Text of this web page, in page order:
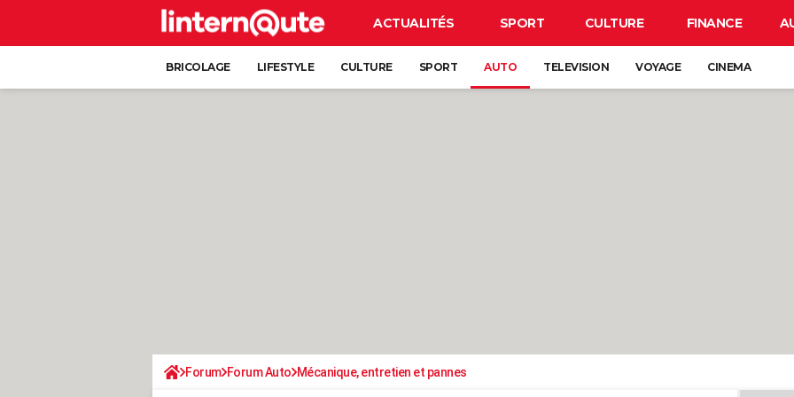
ACTUALITÉS SPORT CULTURE FINANCE
BRICOLAGE LIFESTYLE CULTURE SPORT AUTO TELEVISION VOYAGE CINEMA
Forum Forum Auto Mécanique, entretien et pannes